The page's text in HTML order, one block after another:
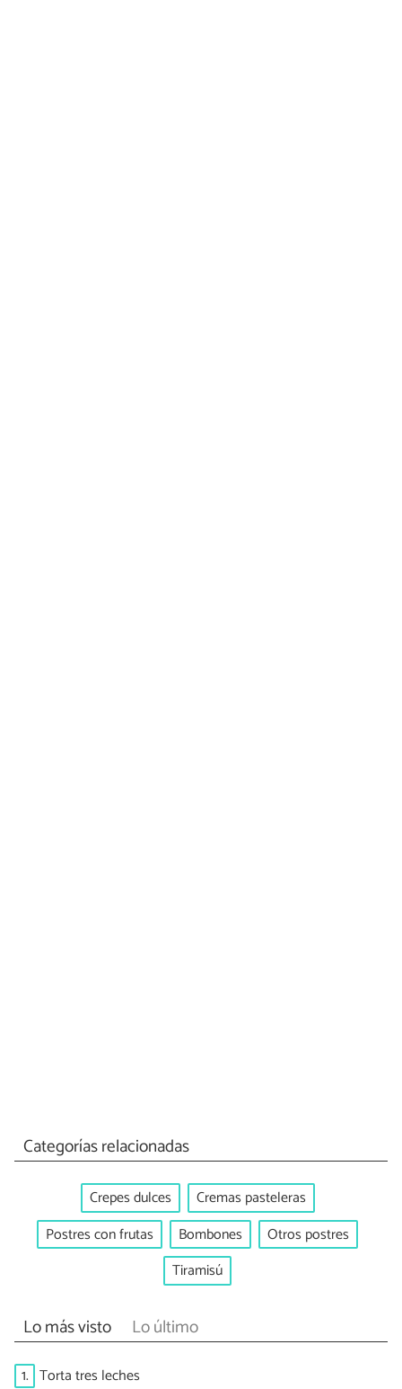
Categorías relacionadas
Crepes dulces
Cremas pasteleras
Postres con frutas
Bombones
Otros postres
Tiramisú
Lo más visto Lo último
1. Torta tres leches